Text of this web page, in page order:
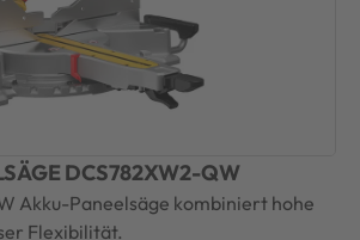
DCS782XW2-QW
Akku-Paneelsäge kombiniert hohe
Flexibilität.